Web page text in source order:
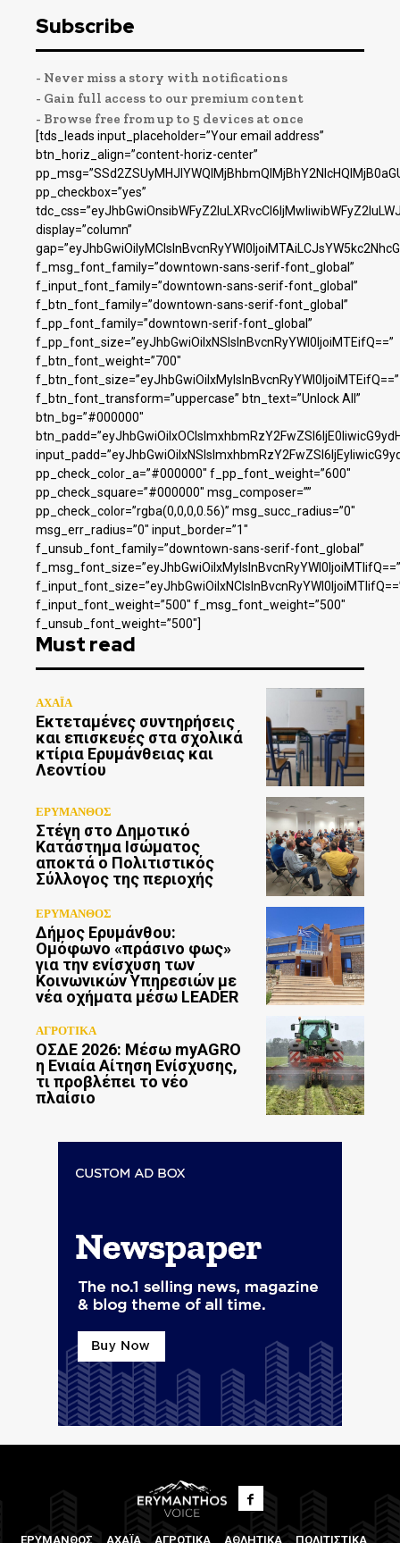
Subscribe
- Never miss a story with notifications
- Gain full access to our premium content
- Browse free from up to 5 devices at once
[tds_leads input_placeholder=”Your email address”
btn_horiz_align=”content-horiz-center”
pp_checkbox=”yes”
display=”column”
f_msg_font_family=”downtown-sans-serif-font_global”
f_input_font_family=”downtown-sans-serif-font_global”
f_btn_font_family=”downtown-sans-serif-font_global”
f_pp_font_family=”downtown-serif-font_global”
f_pp_font_size=”eyJhbGwiOiIxNSIsInBvcnRyYWl0IjoiMTEifQ==”
f_btn_font_weight=”700″
f_btn_font_size=”eyJhbGwiOiIxMyIsInBvcnRyYWl0IjoiMTEifQ==”
f_btn_font_transform=”uppercase” btn_text=”Unlock All”
btn_bg=”#000000″
pp_check_color_a=”#000000″ f_pp_font_weight=”600″
pp_check_square=”#000000″ msg_composer=””
pp_check_color=”rgba(0,0,0,0.56)” msg_succ_radius=”0″
msg_err_radius=”0″ input_border=”1″
f_unsub_font_family=”downtown-sans-serif-font_global”
f_msg_font_size=”eyJhbGwiOiIxMyIsInBvcnRyYWl0IjoiMTIifQ==”
f_input_font_weight=”500″ f_msg_font_weight=”500″
f_unsub_font_weight=”500″]
Must read
ΑΧΑΪΑ
Εκτεταμένες συντηρήσεις
και επισκευές στα σχολικά
κτίρια Ερυμάνθειας και
Λεοντίου
ΕΡΥΜΑΝΘΟΣ
Στέγη στο Δημοτικό
Κατάστημα Ισώματος
αποκτά ο Πολιτιστικός
Σύλλογος της περιοχής
ΕΡΥΜΑΝΘΟΣ
Δήμος Ερυμάνθου:
Ομόφωνο «πράσινο φως»
για την ενίσχυση των
Κοινωνικών Υπηρεσιών με
νέα οχήματα μέσω LEADER
ΑΓΡΟΤΙΚΑ
ΟΣΔΕ 2026: Μέσω myAGRO
η Ενιαία Αίτηση Ενίσχυσης,
τι προβλέπει το νέο
πλαίσιο
ΕΡΥΜΑΝΘΟΣ ΑΧΑΪΑ ΑΓΡΟΤΙΚΑ ΑΘΛΗΤΙΚΑ ΠΟΛΙΤΙΣΤΙΚΑ